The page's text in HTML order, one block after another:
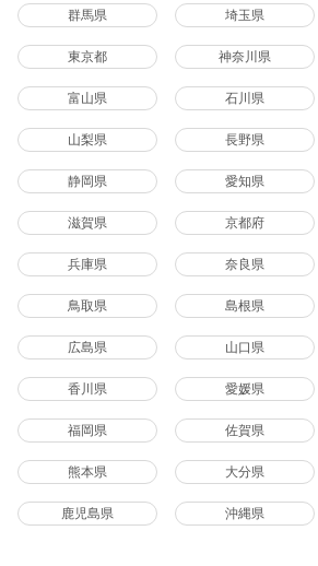
群馬県 埼玉県
東京都 神奈川県
富山県 石川県
山梨県 長野県
静岡県 愛知県
滋賀県 京都府
兵庫県 奈良県
鳥取県 島根県
広島県 山口県
香川県 愛媛県
福岡県 佐賀県
熊本県 大分県
鹿児島県 沖縄県